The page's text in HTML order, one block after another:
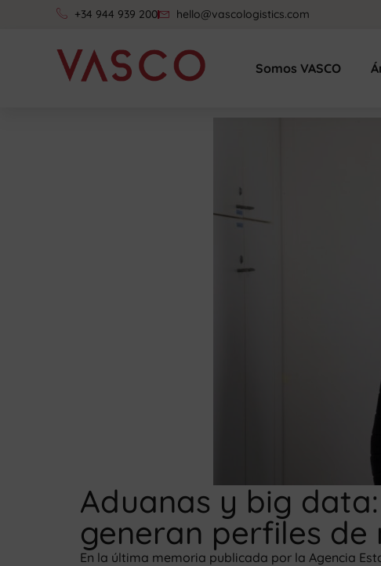
+34 944 939 200 hello@vascologistics.com
Somos VASCO
Aduanas y big
generan perfiles de
En la última memoria publicada por la Agencia